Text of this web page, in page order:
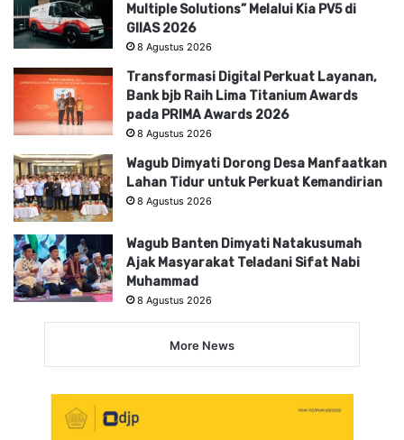
Multiple Solutions” Melalui Kia PV5 di
GIIAS 2026
8 Agustus 2026
Transformasi Digital Perkuat Layanan,
Bank bjb Raih Lima Titanium Awards
pada PRIMA Awards 2026
8 Agustus 2026
Wagub Dimyati Dorong Desa Manfaatkan
Lahan Tidur untuk Perkuat Kemandirian
8 Agustus 2026
Wagub Banten Dimyati Natakusumah
Ajak Masyarakat Teladani Sifat Nabi
Muhammad
8 Agustus 2026
More News